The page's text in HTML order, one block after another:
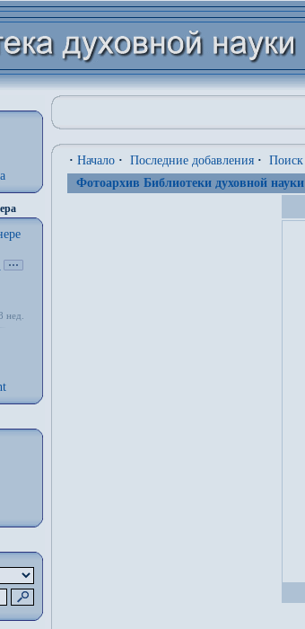
нед.
· Начало · Последние добавления · Поиск
Фотоархив Библиотеки духовной науки